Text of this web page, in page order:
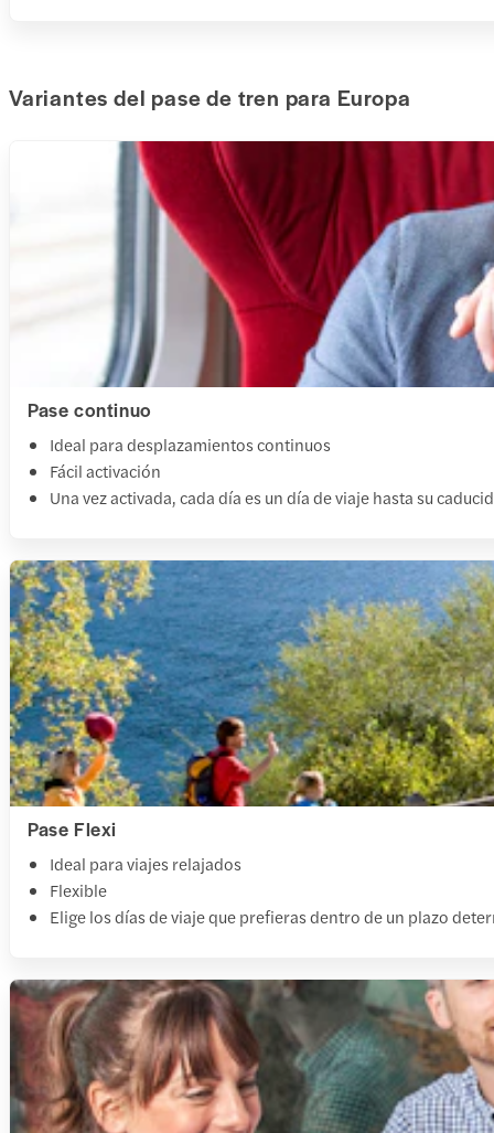
Variantes del pase de tren para Europa
Pase continuo
Ideal para desplazamientos continuos
Fácil activación
Una vez activada, cada día es un día de viaje hasta su
Pase Flexi
Ideal para viajes relajados
Flexible
Elige los días de viaje que prefieras dentro de un plazo